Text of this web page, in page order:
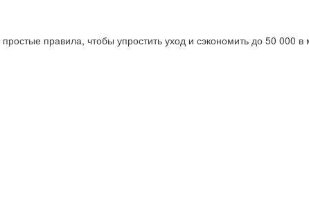
правила, чтобы упростить уход и сэкономить до 50 000 в